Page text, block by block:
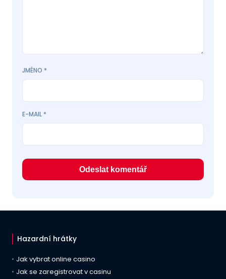
JMÉNO *
E-MAIL *
Hazardní hrátky
Jak vybrat online casino
Jak se zaregistrovat v casinu